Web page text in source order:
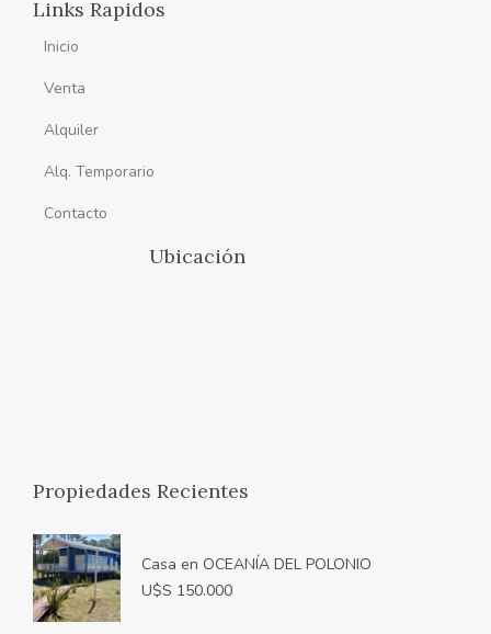
Links Rapidos
Inicio
Venta
Alquiler
Alq. Temporario
Contacto
Ubicación
Propiedades Recientes
Casa en OCEANÍA DEL POLONIO
U$S 150.000